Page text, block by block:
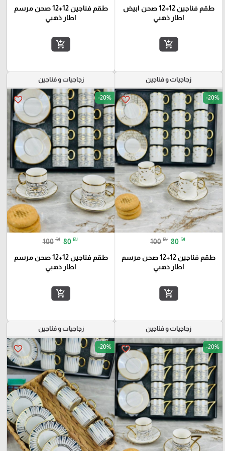
طقم فناجين 12+12 صحن ابيض
اطار ذهبي
add_shopping_cart
طقم فناجين 12+12 صحن مرسم
اطار ذهبي
add_shopping_cart
زجاجيات و فناجين
favorite_border -20%
100 ₪ 80 ₪
طقم فناجين 12+12 صحن مرسم
اطار ذهبي
add_shopping_cart
زجاجيات و فناجين
favorite_border -20%
100 ₪ 80 ₪
طقم فناجين 12+12 صحن مرسم
اطار ذهبي
add_shopping_cart
زجاجيات و فناجين
favorite_border -20%
زجاجيات و فناجين
favorite_border -20%